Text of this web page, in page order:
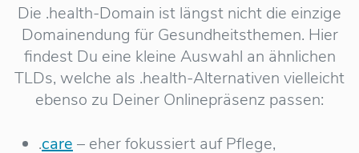
Die .health-Domain ist längst nicht die einzige
Domainendung für Gesundheitsthemen. Hier
findest Du eine kleine Auswahl an ähnlichen
TLDs, welche als .health-Alternativen vielleicht
ebenso zu Deiner Onlinepräsenz passen:
.care– eher fokussiert auf Pflege,